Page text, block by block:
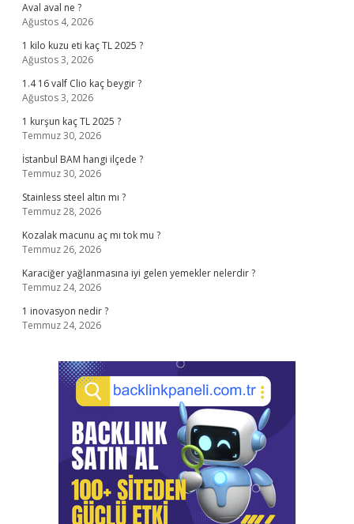
Aval aval ne ?
Ağustos 4, 2026
1 kilo kuzu eti kaç TL 2025 ?
Ağustos 3, 2026
1.4 16 valf Clio kaç beygir ?
Ağustos 3, 2026
1 kurşun kaç TL 2025 ?
Temmuz 30, 2026
İstanbul BAM hangi ilçede ?
Temmuz 30, 2026
Stainless steel altın mı ?
Temmuz 28, 2026
Kozalak macunu aç mı tok mu ?
Temmuz 26, 2026
Karaciğer yağlanmasına iyi gelen yemekler nelerdir ?
Temmuz 24, 2026
1 inovasyon nedir ?
Temmuz 24, 2026